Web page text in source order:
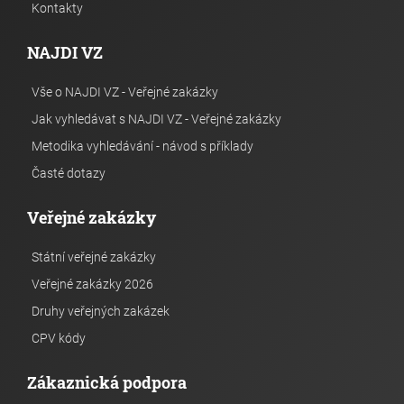
Kontakty
NAJDI VZ
Vše o NAJDI VZ - Veřejné zakázky
Jak vyhledávat s NAJDI VZ - Veřejné zakázky
Metodika vyhledávání - návod s příklady
Časté dotazy
Veřejné zakázky
Státní veřejné zakázky
Veřejné zakázky 2026
Druhy veřejných zakázek
CPV kódy
Zákaznická podpora